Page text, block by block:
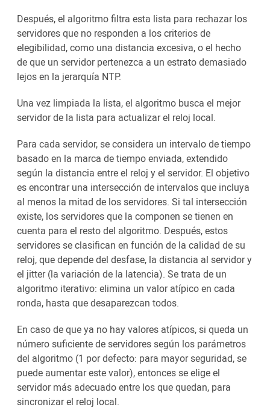
Después, el algoritmo filtra esta lista para rechazar los
servidores que no responden a los criterios de
elegibilidad, como una distancia excesiva, o el hecho
de que un servidor pertenezca a un estrato demasiado
lejos en la jerarquía NTP.
Una vez limpiada la lista, el algoritmo busca el mejor
servidor de la lista para actualizar el reloj local.
Para cada servidor, se considera un intervalo de tiempo
basado en la marca de tiempo enviada, extendido
según la distancia entre el reloj y el servidor. El objetivo
es encontrar una intersección de intervalos que incluya
al menos la mitad de los servidores. Si tal intersección
existe, los servidores que la componen se tienen en
cuenta para el resto del algoritmo. Después, estos
servidores se clasifican en función de la calidad de su
reloj, que depende del desfase, la distancia al servidor y
el jitter (la variación de la latencia). Se trata de un
algoritmo iterativo: elimina un valor atípico en cada
ronda, hasta que desaparezcan todos.
En caso de que ya no hay valores atípicos, si queda un
número suficiente de servidores según los parámetros
del algoritmo (1 por defecto: para mayor seguridad, se
puede aumentar este valor), entonces se elige el
servidor más adecuado entre los que quedan, para
sincronizar el reloj local.